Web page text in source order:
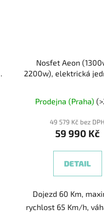
Nosfet Aeon
2200w), elektrická
produktu
je
Prodejna (Praha)
49 579 Kč bez DPH
59 990 Kč
DETAIL
Dojezd 60 Km,
rychlost 65 Km/h,